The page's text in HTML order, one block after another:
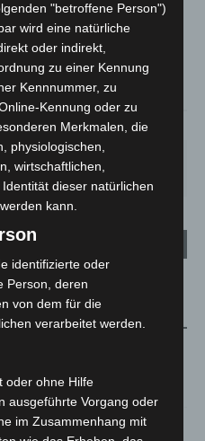
°C °
°
s 44%
° 26° 28
Susann Mehring zeigt ihre
zwischen Hannover-West
"betroffene Person")
wird eine natürliche
oder indirekt,
zu einer Kennung
Kennnummer, zu
Kennung oder zu
Merkmalen, die
physiologischen,
wirtschaftlichen,
dieser natürlichen
kann.
identifizierte oder
Person, deren
von dem für die
verarbeitet werden.
oder ohne Hilfe
ausgeführte Vorgang oder
im Zusammenhang mit